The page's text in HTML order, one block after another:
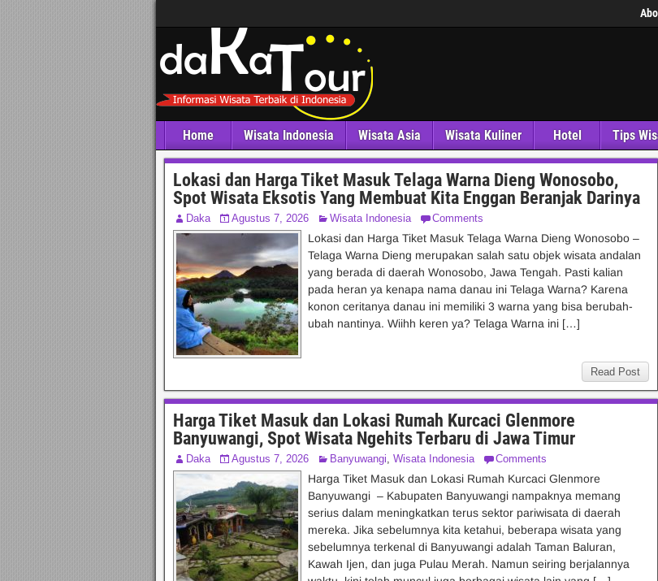
Home Wisata Indonesia Wisata Asia Wisata Kuliner Hotel Tips
Lokasi dan Harga Tiket Masuk Telaga Warna Dieng Wonosobo,
Spot Wisata Eksotis Yang Membuat Kita Enggan Beranjak Darinya
Daka Agustus 7, 2026 Wisata Indonesia Comments
Lokasi dan Harga Tiket Masuk Telaga Warna Dieng Wonosobo –
Telaga Warna Dieng merupakan salah satu objek wisata andalan
yang berada di daerah Wonosobo, Jawa Tengah. Pasti kalian
pada heran ya kenapa nama danau ini Telaga Warna? Karena
konon ceritanya danau ini memiliki 3 warna yang bisa berubah-
ubah nantinya. Wiihh keren ya? Telaga Warna ini […]
Read Post
Harga Tiket Masuk dan Lokasi Rumah Kurcaci Glenmore
Banyuwangi, Spot Wisata Ngehits Terbaru di Jawa Timur
Daka Agustus 7, 2026 Banyuwangi, Wisata Indonesia Comments
Harga Tiket Masuk dan Lokasi Rumah Kurcaci Glenmore
Banyuwangi – Kabupaten Banyuwangi nampaknya memang
serius dalam meningkatkan terus sektor pariwisata di daerah
mereka. Jika sebelumnya kita ketahui, beberapa wisata yang
sebelumnya terkenal di Banyuwangi adalah Taman Baluran,
Kawah Ijen, dan juga Pulau Merah. Namun seiring berjalannya